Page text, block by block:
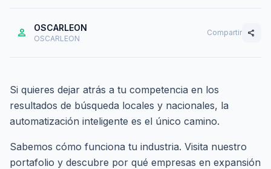
person OSCARLEON
OSCARLEON
Compartir share
Si quieres dejar atrás a tu competencia en los
resultados de búsqueda locales y nacionales, la
automatización inteligente es el único camino.
Sabemos cómo funciona tu industria. Visita nuestro
portafolio y descubre por qué empresas en expansión